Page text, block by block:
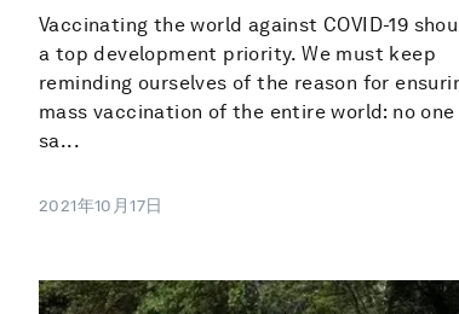
Vaccinating the world against COVID-19
a top development priority. We must keep
reminding ourselves of the reason for
mass vaccination of the entire world: no one
sa...
2021年10月17日